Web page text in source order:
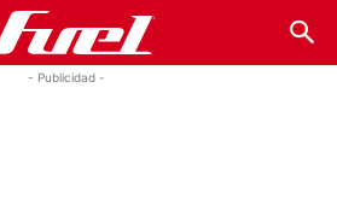
- Publicidad -